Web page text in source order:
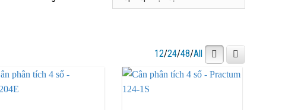
12/24/48/All